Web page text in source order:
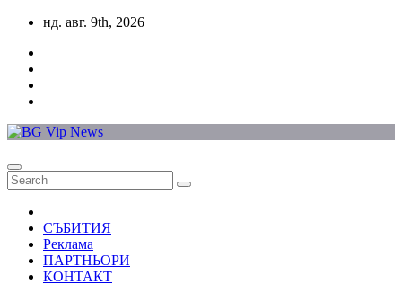
Skip
content
нд. авг. 9th, 2026
СЪБИТИЯ
Реклама
ПАРТНЬОРИ
КОНТАКТ